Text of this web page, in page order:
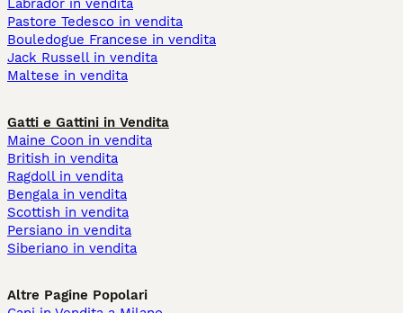
Labrador in vendita
Pastore Tedesco in vendita
Bouledogue Francese in vendita
Jack Russell in vendita
Maltese in vendita
Gatti e Gattini in Vendita
Maine Coon in vendita
British in vendita
Ragdoll in vendita
Bengala in vendita
Scottish in vendita
Persiano in vendita
Siberiano in vendita
Altre Pagine Popolari